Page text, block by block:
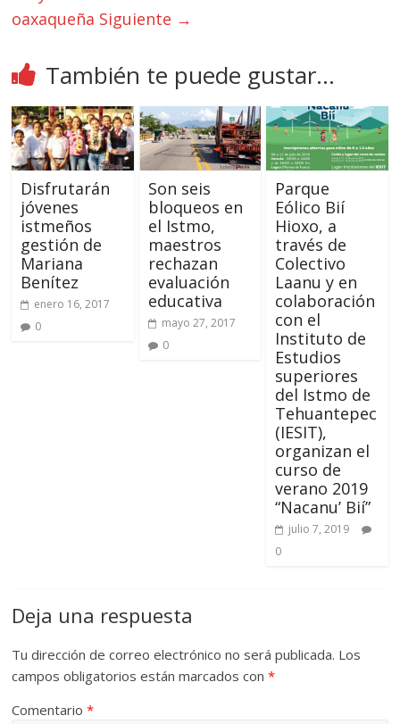
oaxaqueña Siguiente →
También te puede gustar...
Disfrutarán
jóvenes
istmeños
gestión de
Mariana
Benítez
enero 16, 2017
0
Son seis
bloqueos en
el Istmo,
maestros
rechazan
evaluación
educativa
mayo 27, 2017
0
Parque
Eólico Bií
Hioxo, a
través de
Colectivo
Laanu y en
colaboración
con el
Instituto de
Estudios
superiores
del Istmo de
Tehuantepec
(IESIT),
organizan el
curso de
verano 2019
“Nacanu’ Bií”
julio 7, 2019
0
Deja una respuesta
Tu dirección de correo electrónico no será publicada. Los
campos obligatorios están marcados con*
Comentario*